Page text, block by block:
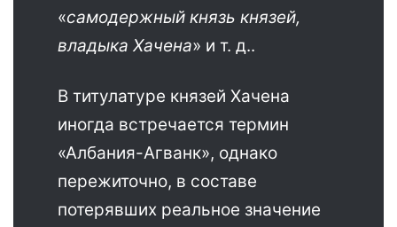
«самодержный князь князей,
владыка Хачена» и т. д..
В титулатуре князей Хачена
иногда встречается термин
«Албания-Агванк», однако
пережиточно, в составе
потерявших реальное значение